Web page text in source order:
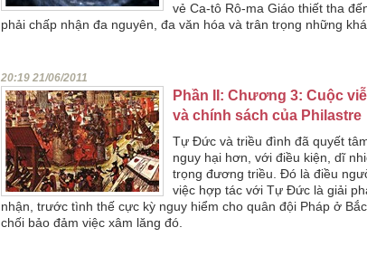
vẻ Ca-tô Rô-ma Giáo thiết tha
phải chấp nhận đa nguyên, đa văn hóa và trân trọng những
20:19 21/06/2011
Phần II: Chương 3: Cuộc
và chính sách của Philastre
Tự Đức và triều đình đã quyết
nguy hại hơn, với điều kiện, dĩ
trọng đương triều. Đó là điều
việc hợp tác với Tự Đức là giải
nhận, trước tình thế cực kỳ nguy hiểm cho quân đội Pháp ở
chối bảo đảm việc xâm lăng đó.